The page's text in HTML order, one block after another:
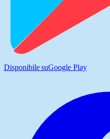
Disponibile suGoogle Play